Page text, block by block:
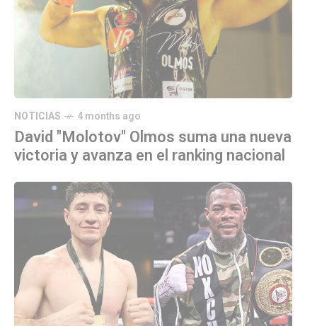
NOTICIAS 4 months ago
David "Molotov" Olmos suma una nueva
victoria y avanza en el ranking nacional